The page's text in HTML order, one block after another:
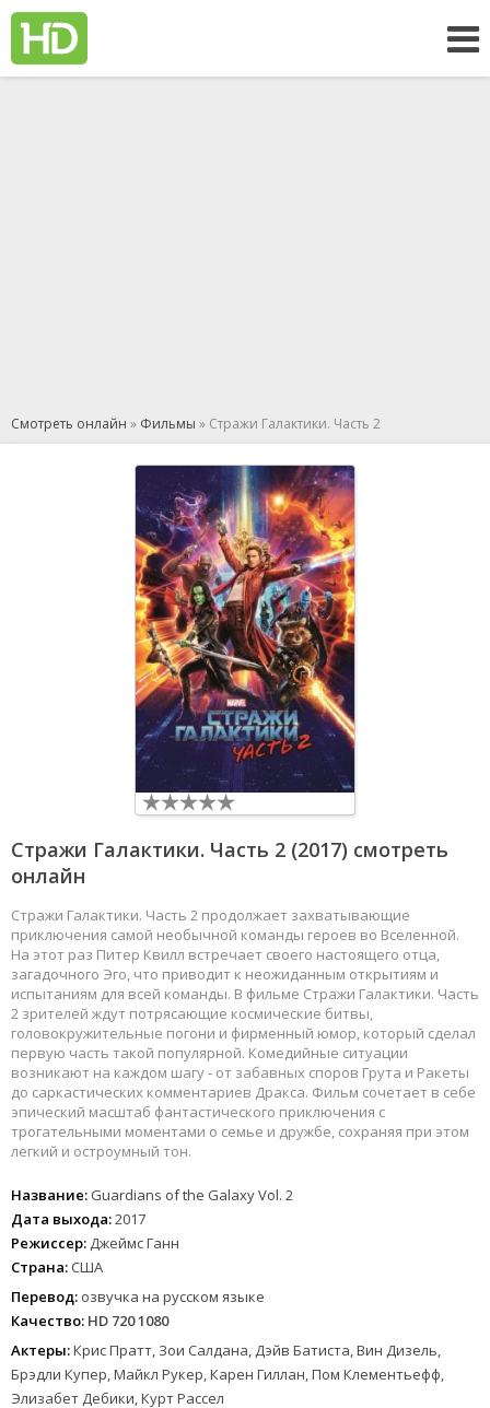
Смотреть онлайн » Фильмы » Стражи Галактики. Часть 2
Стражи Галактики. Часть 2 (2017) смотреть
онлайн
Стражи Галактики. Часть 2 продолжает захватывающие
приключения самой необычной команды героев во Вселенной.
На этот раз Питер Квилл встречает своего настоящего отца,
загадочного Эго, что приводит к неожиданным открытиям и
испытаниям для всей команды. В фильме Стражи Галактики. Часть
2 зрителей ждут потрясающие космические битвы,
головокружительные погони и фирменный юмор, который сделал
первую часть такой популярной. Комедийные ситуации
возникают на каждом шагу - от забавных споров Грута и Ракеты
до саркастических комментариев Дракса. Фильм сочетает в себе
эпический масштаб фантастического приключения с
трогательными моментами о семье и дружбе, сохраняя при этом
легкий и остроумный тон.
Название: Guardians of the Galaxy Vol. 2
Дата выхода:2017
Режиссер: Джеймс Ганн
Страна: США
Перевод: озвучка на русском языке
Качество: HD 720 1080
Актеры:Крис Пратт, Зои Салдана, Дэйв Батиста, Вин Дизель,
Брэдли Купер, Майкл Рукер, Карен Гиллан, Пом Клементьефф,
Элизабет Дебики, Курт Рассел